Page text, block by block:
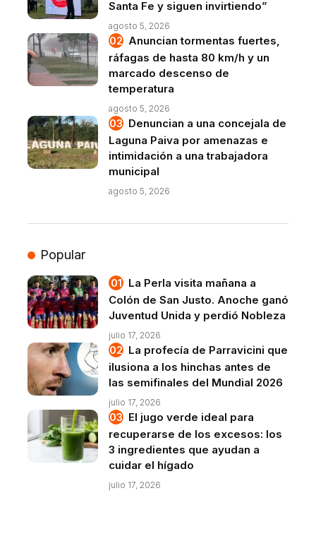
Santa Fe y siguen invirtiendo”
agosto 5, 2026
Anuncian tormentas fuertes,
ráfagas de hasta 80 km/h y un
marcado descenso de
temperatura
agosto 5, 2026
Denuncian a una concejala de
Laguna Paiva por amenazas e
intimidación a una trabajadora
municipal
agosto 5, 2026
Popular
La Perla visita mañana a
Colón de San Justo. Anoche ganó
Juventud Unida y perdió Nobleza
julio 17, 2026
La profecía de Parravicini que
ilusiona a los hinchas antes de
las semifinales del Mundial 2026
julio 17, 2026
El jugo verde ideal para
recuperarse de los excesos: los
3 ingredientes que ayudan a
cuidar el hígado
julio 17, 2026